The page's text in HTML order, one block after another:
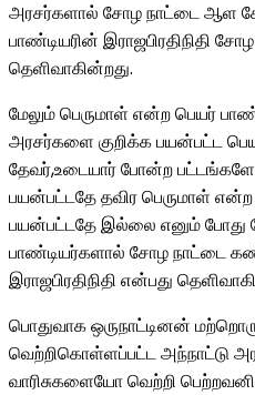
அரசர்களால் சோழ நாட்டை ஆள
பாண்டியரின் இராஜபிரதிநிதி
தெளிவாகின்றது.
மேலும் பெருமாள் என்ற பெயர்
அரசர்களை குறிக்க பயன்பட்ட
தேவர்,உடையார் போன்ற
பயன்பட்டதே தவிர பெருமாள்
பயன்பட்டதே இல்லை எனும்
பாண்டியர்களால் சோழ நாட்டை
இராஜபிரதிநிதி என்பது
பொதுவாக ஒருநாட்டினன்
வெற்றிகொள்ளப்பட்ட அந்நாட்டு
வாரிசுகளையோ வெற்றி